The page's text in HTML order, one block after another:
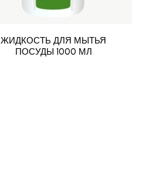
ЖИДКОСТЬ ДЛЯ МЫТЬЯ
ПОСУДЫ 1000 МЛ